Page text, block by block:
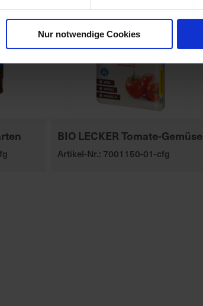
Nur notwendige Cookies
BIO LECKER Tomate-Gemüse
Artikel-Nr.: 7001150-01-cfg